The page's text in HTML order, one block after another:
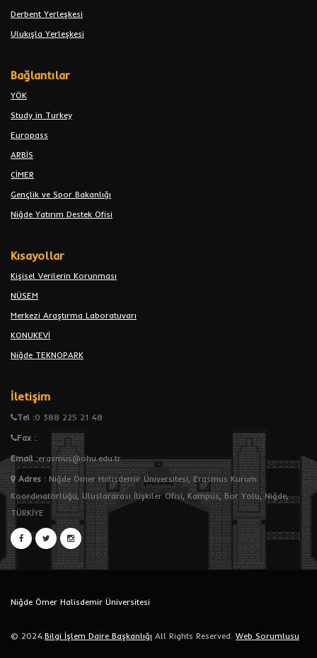
Derbent Yerleşkesi
Ulukışla Yerleşkesi
Bağlantılar
YÖK
Study in Turkey
Europass
ARBİS
CİMER
Gençlik ve Spor Bakanlığı
Niğde Yatırım Destek Ofisi
Kısayollar
Kişisel Verilerin Korunması
NÜSEM
Merkezi Araştırma Laboratuvarı
KONUKEVİ
Niğde TEKNOPARK
İletişim
Tel :0 388 225 21 48
Fax :.
Email :erasmus@ohu.edu.tr
Adres : Niğde Ömer Halisdemir Üniversitesi, Erasmus Kurum
Koordinatörlüğü, Uluslararası İlişkiler Ofisi, Kampüs, Bor Yolu, Niğde,
TÜRKİYE
Niğde Ömer Halisdemir Üniversitesi
© 2024.Bilgi İşlem Daire Başkanlığı All Rights Reserved. Web Sorumlusu